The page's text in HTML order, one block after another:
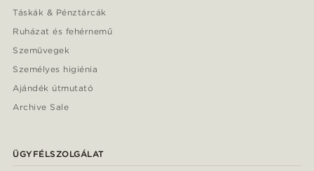
Táskák & Pénztárcák
Ruházat és fehérnemű
Szemüvegek
Személyes higiénia
Ajándék útmutató
Archive Sale
ÜGYFÉLSZOLGÁLAT